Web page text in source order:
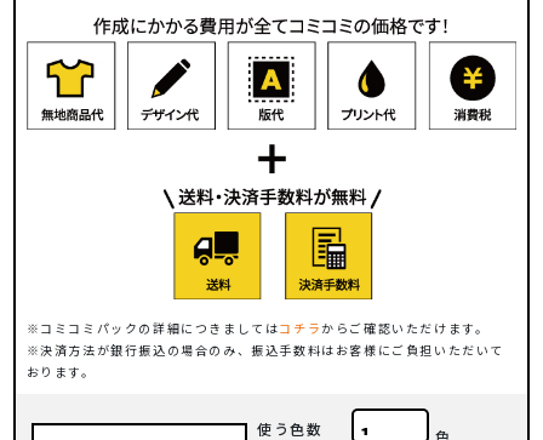
コミコミパックの詳細につきましてはコチラからご確認いただけます。
決済方法が銀行振込の場合のみ、振込手数料はお客様にご負担いただいて
おります。
使う色数